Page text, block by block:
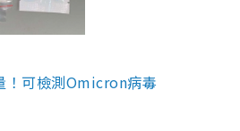
！可檢測Omicron病毒